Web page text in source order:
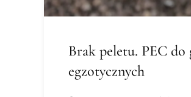
Brak peletu. PEC
egzotycznych